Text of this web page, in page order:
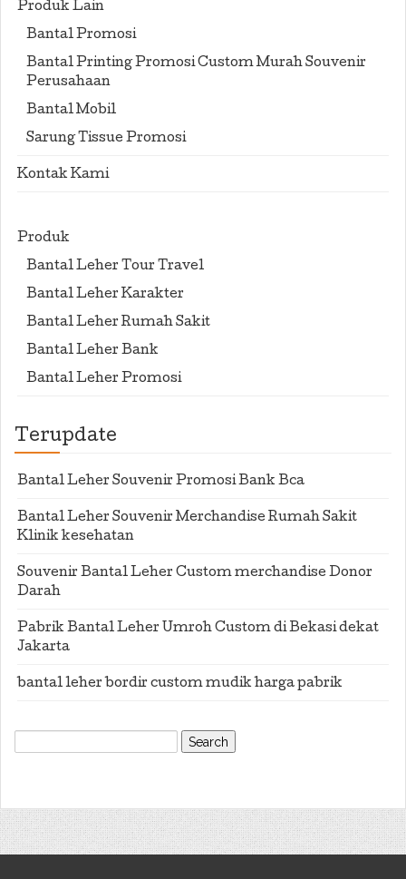
Produk Lain
Bantal Promosi
Bantal Printing Promosi Custom Murah Souvenir
Perusahaan
Bantal Mobil
Sarung Tissue Promosi
Kontak Kami
Produk
Bantal Leher Tour Travel
Bantal Leher Karakter
Bantal Leher Rumah Sakit
Bantal Leher Bank
Bantal Leher Promosi
Terupdate
Bantal Leher Souvenir Promosi Bank Bca
Bantal Leher Souvenir Merchandise Rumah Sakit
Klinik kesehatan
Souvenir Bantal Leher Custom merchandise Donor
Darah
Pabrik Bantal Leher Umroh Custom di Bekasi dekat
Jakarta
bantal leher bordir custom mudik harga pabrik
Search
for: